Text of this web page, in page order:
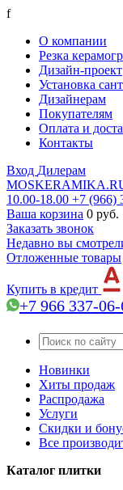
f
О компании
Резка
Дизайн-проект
Установка
Дизайнерам
Покупателям
Оплата и
Контакты
Вход Дилерам
10.00-18.00 +7 (966)
Ваша корзина 0 руб.
Заказать звонок
Недавно вы
Отложенные товары
Купить в кредит
+7 966 337-
Новинки
Хиты продаж
Распродажа
Услуги
Скидки и
Все
Каталог плитки